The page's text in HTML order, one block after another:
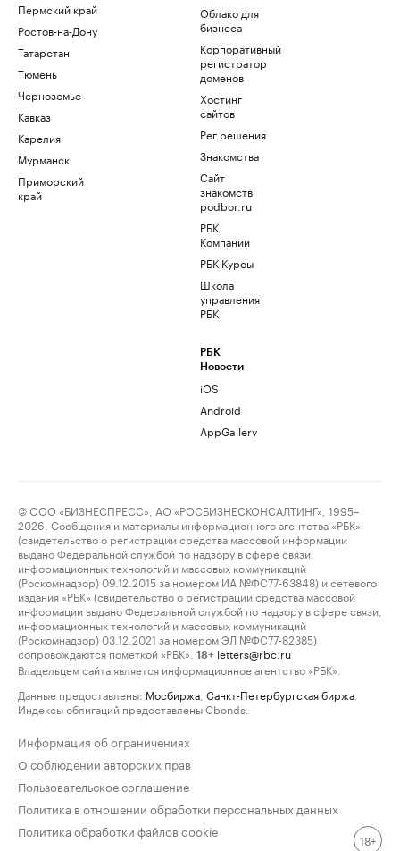
Пермский край
Ростов-на-Дону
Татарстан
Тюмень
Черноземье
Кавказ
Карелия
Мурманск
Приморский
край
Облако для
бизнеса
Корпоративный
регистратор
доменов
Хостинг
сайтов
Рег.решения
Знакомства
Сайт
знакомств
podbor.ru
РБК
Компании
РБК Курсы
Школа
управления
РБК
РБК
Новости
iOS
Android
AppGallery
© ООО «БИЗНЕСПРЕСС», АО «РОСБИЗНЕСКОНСАЛТИНГ», 1995–
2026. Сообщения и материалы информационного агентства «РБК»
(свидетельство о регистрации средства массовой информации
выдано Федеральной службой по надзору в сфере связи,
информационных технологий и массовых коммуникаций
(Роскомнадзор) 09.12.2015 за номером ИА №ФС77-63848) и сетевого
издания «РБК» (свидетельство о регистрации средства массовой
информации выдано Федеральной службой по надзору в сфере связи,
информационных технологий и массовых коммуникаций
(Роскомнадзор) 03.12.2021 за номером ЭЛ №ФС77-82385)
сопровождаются пометкой «РБК».
18+ letters@rbc.ru
Владельцем сайта является информационное агентство «РБК».
Данные предоставлены: Мосбиржа Санкт-Петербургская биржа
Индексы облигаций предоставлены Cbonds.
Информация об ограничениях
О соблюдении авторских прав
Пользовательское соглашение
Политика в отношении обработки персональных данных
Политика обработки файлов cookie
18+